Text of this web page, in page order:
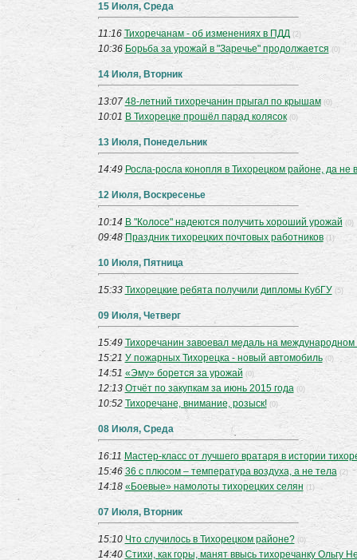
15 Июля, Среда
11:16 Тихоречанам - об изменениях в ПДД (2)
10:36 Борьба за урожай в "Заречье" продолжается (0)
14 Июля, Вторник
13:07 48-летний тихоречанин прыгал по крышам (0)
10:01 В Тихорецке прошёл парад колясок (0)
13 Июля, Понедельник
14:49 Росла-росла конопля в Тихорецком районе, да не
12 Июля, Воскресенье
10:14 В "Колосе" надеются получить хороший урожай (0)
09:48 Праздник тихорецких почтовых работников (1)
10 Июля, Пятница
15:33 Тихорецкие ребята получили дипломы КубГУ (5)
09 Июля, Четверг
15:49 Тихоречанин завоевал медаль на международном
15:21 У пожарных Тихорецка - новый автомобиль (0)
14:51 «Эму» борется за урожай (0)
12:13 Отчёт по закупкам за июнь 2015 года (0)
10:52 Тихоречане, внимание, розыск! (0)
08 Июля, Среда
16:11 Мастер-класс от лучшего вратаря в истории
15:46 36 с плюсом – температура воздуха, а не тела (2)
14:18 «Боевые» намолоты тихорецких селян (1)
07 Июля, Вторник
15:10 Что случилось в Тихорецком районе? (0)
14:40 Стихи, как горы, манят ввысь тихоречанку Ольгу